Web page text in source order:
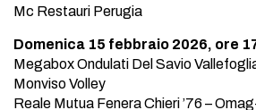
Mc Restauri Perugia
Domenica 15 febbraio 2026, ore
Megabox Ondulati Del Savio
Monviso Volley
Reale Mutua Fenera Chieri ’76 –